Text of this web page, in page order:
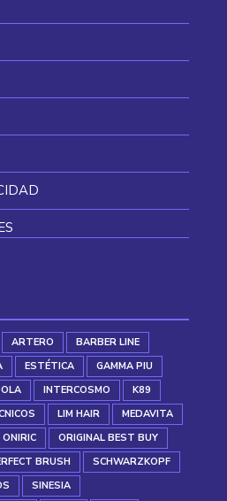
ARTERO
BARBER LINE
ESTÉTICA
GAMMA PIU
INTERCOSMO
K89
LIM HAIR
MEDAVITA
ONIRIC
ORIGINAL BEST BUY
BRUSH
SCHWARZKOPF
SINESIA